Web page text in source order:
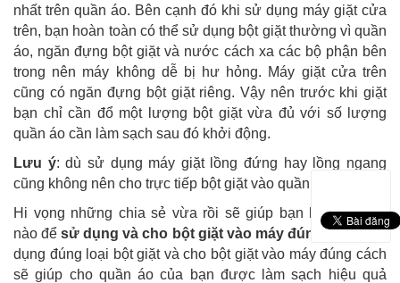
nhất trên quần áo. Bên cạnh đó khi sử dụng máy giặt cửa
trên, bạn hoàn toàn có thể sử dụng bột giặt thường vì quần
áo, ngăn đựng bột giặt và nước cách xa các bộ phận bên
trong nên máy không dễ bị hư hỏng. Máy giặt cửa trên
cũng có ngăn đựng bột giặt riêng. Vậy nên trước khi giặt
bạn chỉ cần đổ một lượng bột giặt vừa đủ với số lượng
quần áo cần làm sạch sau đó khởi động.
Lưu ý: dù sử dụng máy giặt lồng đứng hay lồng ngang
cũng không nên cho trực tiếp bột giặt vào quần áo.
Hi vọng những chia sẻ vừa rồi sẽ giúp bạn biết làm thế
nào để sử dụng và cho bột giặt vào máy đúng cách. Sử
dụng đúng loại bột giặt và cho bột giặt vào máy đúng cách
sẽ giúp cho quần áo của bạn được làm sạch hiệu quả